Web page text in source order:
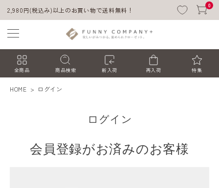
2,980円(税込み)以上のお買い物で送料無料！
0
全商品 商品検索 新入荷 再入荷 特集
HOME ログイン
ログイン
会員登録がお済みのお客様